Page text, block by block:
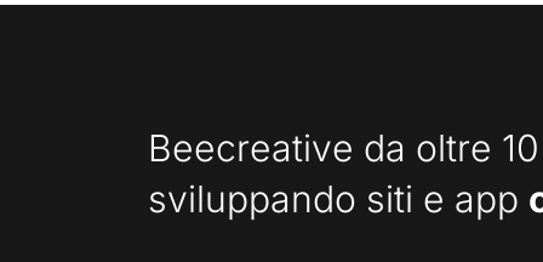
Beecreative da oltre
sviluppando siti e app